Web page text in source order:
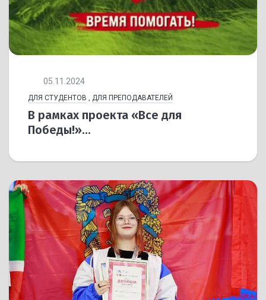
05.11.2024
ДЛЯ СТУДЕНТОВ , ДЛЯ ПРЕПОДАВАТЕЛЕЙ
В рамках проекта «Все для
Победы!»...